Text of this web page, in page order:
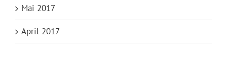
Mai 2017
April 2017